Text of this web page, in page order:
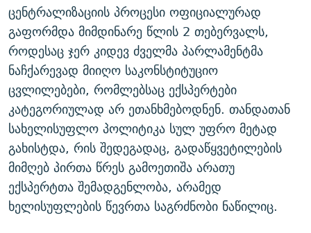
ცენტრალიზაციის პროცესი ოფიციალურად
გაფორმდა მიმდინარე წლის 2 თებერვალს,
როდესაც ჯერ კიდევ ძველმა პარლამენტმა
ნაჩქარევად მიიღო საკონსტიტუციო
ცვლილებები, რომლებსაც ექსპერტები
კატეგორიულად არ ეთანხმებოდნენ. თანდათან
სახელისუფლო პოლიტიკა სულ უფრო მეტად
გახისტდა, რის შედეგადაც, გადაწყვეტილების
მიმღებ პირთა წრეს გამოეთიშა არათუ
ექსპერტთა შემადგენლობა, არამედ
ხელისუფლების წევრთა საგრძნობი ნაწილიც.